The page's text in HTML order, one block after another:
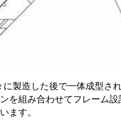
製造した後で一体成型
を組み合わせてフレーム
ます。